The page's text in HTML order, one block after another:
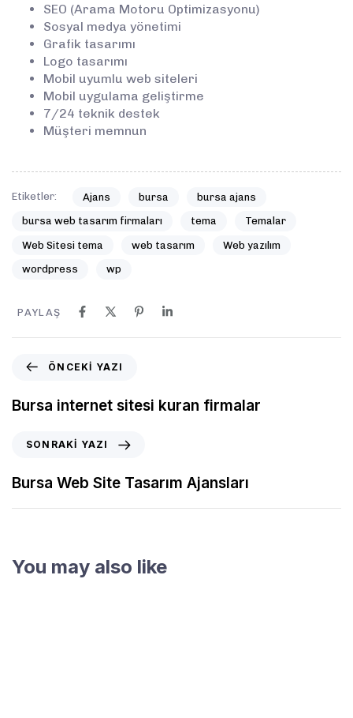
SEO (Arama Motoru Optimizasyonu)
Sosyal medya yönetimi
Grafik tasarımı
Logo tasarımı
Mobil uyumlu web siteleri
Mobil uygulama geliştirme
7/24 teknik destek
Müşteri memnun
Etiketler: Ajans bursa bursa ajans
bursa web tasarım firmaları tema Temalar
Web Sitesi tema web tasarım Web yazılım
wordpress wp
PAYLAŞ
ÖNCEKI YAZI
Bursa internet sitesi kuran firmalar
SONRAKI YAZI
Bursa Web Site Tasarım Ajansları
You may also like